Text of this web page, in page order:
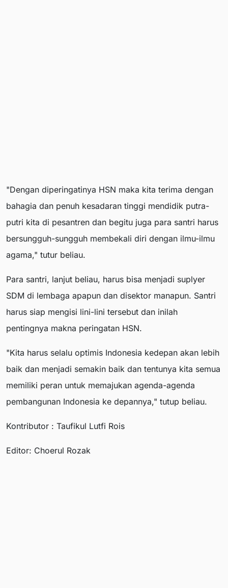
"Dengan diperingatinya HSN maka kita terima dengan
bahagia dan penuh kesadaran tinggi mendidik putra-
putri kita di pesantren dan begitu juga para santri harus
bersungguh-sungguh membekali diri dengan ilmu-ilmu
agama," tutur beliau.
Para santri, lanjut beliau, harus bisa menjadi suplyer
SDM di lembaga apapun dan disektor manapun. Santri
harus siap mengisi lini-lini tersebut dan inilah
pentingnya makna peringatan HSN.
"Kita harus selalu optimis Indonesia kedepan akan lebih
baik dan menjadi semakin baik dan tentunya kita semua
memiliki peran untuk memajukan agenda-agenda
pembangunan Indonesia ke depannya," tutup beliau.
Kontributor : Taufikul Lutfi Rois
Editor: Choerul Rozak